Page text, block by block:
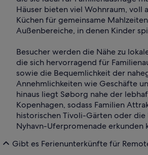
Häuser bieten viel Wohnraum, voll
Küchen für gemeinsame
Außenbereiche, in denen Kinder
Besucher werden die Nähe zu
die sich hervorragend für
sowie die Bequemlichkeit der
Annehmlichkeiten wie Geschäfte
hinaus liegt Søborg nahe der
Kopenhagen, sodass Familien
historischen Tivoli-Gärten oder die
Nyhavn-Uferpromenade erkunden
Gibt es Ferienunterkünfte für